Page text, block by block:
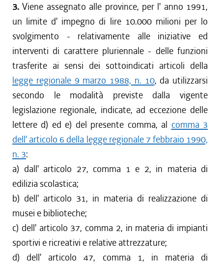
3. Viene assegnato alle province, per l' anno 1991,
un limite d' impegno di lire 10.000 milioni per lo
svolgimento - relativamente alle iniziative ed
interventi di carattere pluriennale - delle funzioni
trasferite ai sensi dei sottoindicati articoli della
legge regionale 9 marzo 1988, n. 10, da utilizzarsi
secondo le modalità previste dalla vigente
legislazione regionale, indicate, ad eccezione delle
lettere d) ed e) del presente comma, al comma 3
dell' articolo 6 della legge regionale 7 febbraio 1990,
n. 3:
a) dall' articolo 27, comma 1 e 2, in materia di
edilizia scolastica;
b) dell' articolo 31, in materia di realizzazione di
musei e biblioteche;
c) dell' articolo 37, comma 2, in materia di impianti
sportivi e ricreativi e relative attrezzature;
d) dell' articolo 47, comma 1, in materia di